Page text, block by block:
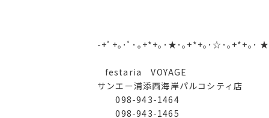
-+ﾟ+｡･ﾟ･｡+*+｡･★･｡+*+｡･☆･｡+*+｡･ ★
festaria VOYAGE
サンエー浦添西海岸パルコシティ店
098-943-1464
098-943-1465